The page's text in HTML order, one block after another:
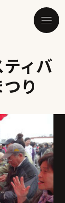
ィバ
り